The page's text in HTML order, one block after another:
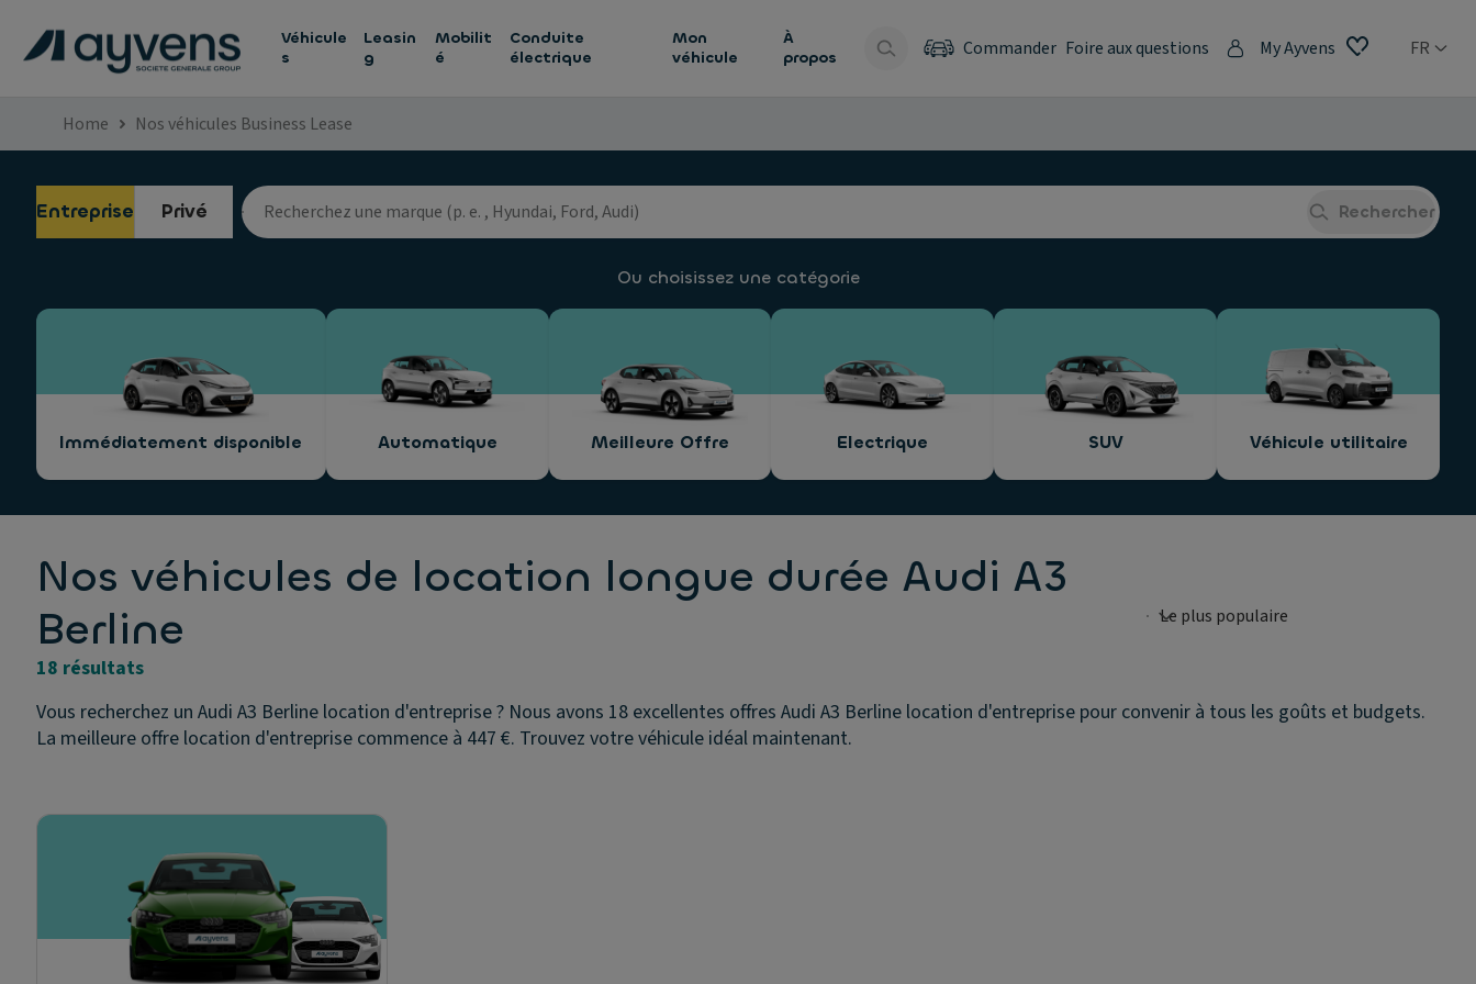
Véhicule
s
Leasin
g
Mobilit
é
Conduite
électrique
Mon
véhicule
À
propos
Commander Foire aux questions My Ayvens FR
Home Nos véhicules Business Lease
Entreprise Privé Rechercher
Ou choisissez une catégorie
Immédiatement disponible Automatique Meilleure Offre Electrique SUV Véhicule utilitaire
Nos véhicules de location longue durée Audi A3
Berline
18 résultats
Vous recherchez un Audi A3 Berline location d'entreprise ? Nous avons 18 excellentes offres Audi A3 Berline location d'entreprise pour convenir à tous les goûts et budgets.
La meilleure offre location d'entreprise commence à 447 €. Trouvez votre véhicule idéal maintenant.